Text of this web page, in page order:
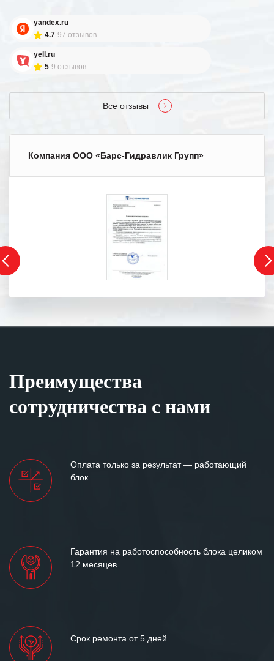
yandex.ru
4.7 97 отзывов
yell.ru
5 9 отзывов
Все отзывы
Компания ООО «Барс-Гидравлик Групп»
Преимущества
сотрудничества с нами
Оплата только за результат — работающий
блок
Гарантия на работоспособность блока целиком
12 месяцев
Срок ремонта от 5 дней